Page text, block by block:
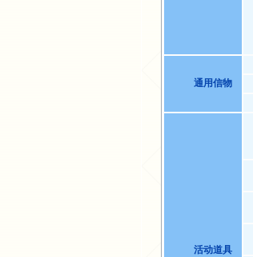
通用信物
活动道具